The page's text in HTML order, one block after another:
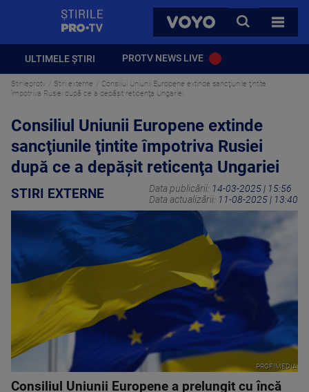
VOYO
CAUTA
TOATE
ULTIMELE ȘTIRI PROTV NEWS LIVE
Stirileprotv Stiri externe
Consiliul Uniunii Europene extinde sancţiunile ţintite
împotriva Rusiei după ce a depăşit reticenţa Ungariei
Consiliul Uniunii Europene extinde
sancţiunile ţintite împotriva Rusiei
după ce a depăşit reticenţa Ungariei
STIRI EXTERNE Data publicării: 14-03-2025 | 15:56
Data actualizării: 11-08-2025 | 13:40
PROFIMEDIA
Consiliul Uniunii Europene a prelungit cu încă